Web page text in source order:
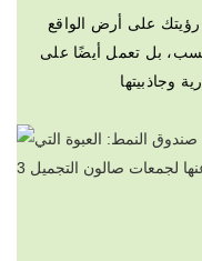
بل تعمل أيضًا على